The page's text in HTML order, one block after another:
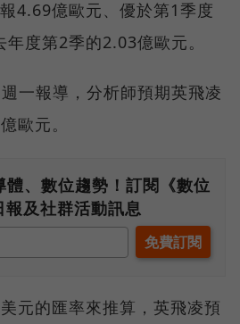
4.69億歐元、優於第1季度
度第2季的2.03億歐元。
一報導，分析師預期英飛凌
歐元。
、數位趨勢！訂閱《數位
報及社群活動訊息
元的匯率來推算，英飛凌預